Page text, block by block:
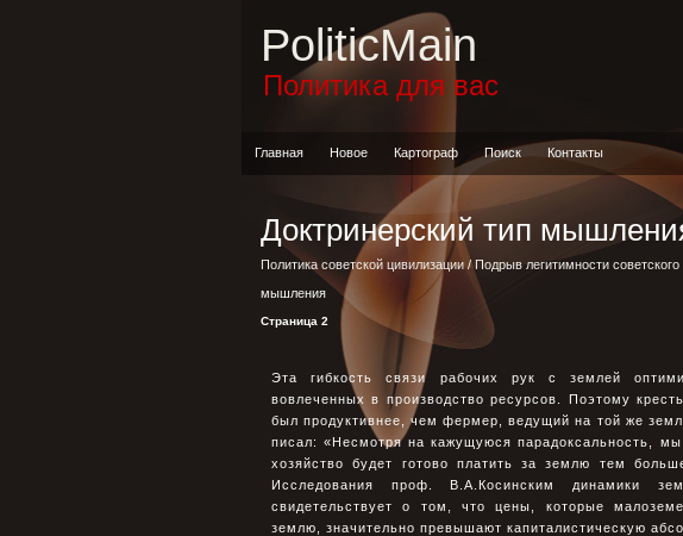
PoliticMain
Политика для вас
Главная Новое Картограф Поиск Контакты
Доктринерский тип
Политика советской цивилизации /Подрыв легитимности
мышления
Страница 2
Эта гибкость связи рабочих рук с землей
вовлеченных в производство ресурсов. Поэтому
был продуктивнее, чем фермер, ведущий на той же
писал: «Несмотря на кажущуюся парадоксальность,
хозяйство будет готово платить за землю тем
Исследования проф. В.А.Косинским динамики
свидетельствует о том, что цены, которые
землю, значительно превышают капиталистическую